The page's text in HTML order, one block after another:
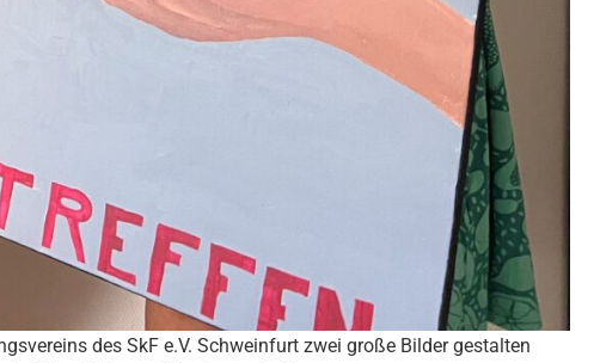
des SkF e.V. Schweinfurt zwei große Bilder gestalten